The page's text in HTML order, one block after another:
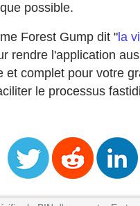
possible.
Forest Gump dit " la
rendre l'application
complet pour votre
le processus